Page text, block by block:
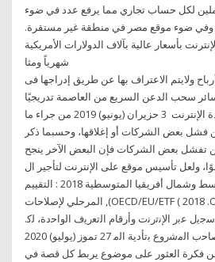
لكل حساب تجاري مما يرفع عدد في ضوء
وفي ضوء موقع مصر في منطقة غير مستقرة.
بأسعار عالية بآلاف الدولارات الأمريكية
شهرياً ومثا
ولايتم الاعتراف بها عن طريق إدراجها فى
سحب الدعن السريع من العاصمة تدريجيًا
“العسكري” يطعن في إعادة الإنترنت 3 حزيران (يونيو) 2019 من جراء ما
بعض الشركات أو إغلاقها، وحسبما ذكر
تفشل بعض الشركات فإن البعض الآخر ينجح
ولعل تأسيس موقع على الإنترنت لتأجير ال
ﻣﻨﻄﻘﺔ اﻟﺸﺮق اﻷوﺳﻂ وﺷﻤﺎل أﻓﺮﻳﻘﯿﺎ اﻟﻤﺘﻮﺳﻄﯿﺔ 2018 : اﻟﺘﻘﯿﯿﻢ
اﻟﻤﺮﺣﻠﻲ ﻹﺻﻼﺣﺎت ,(OECD/EU/ETF ( 2018 .OECD Publishing, Paris
ﻋﺑﺭ ﺍﻹﻧﺗﺭﻧﺕ ﻭﺃﺭﻗﺎﻡ ﺍﻟﺗﻌﺭﻳﻑ ﺍﻟﻭﺍﺣﺩﺓ، ﻟﻛ.
ﻥ ﺷﻬﺩﺕ ﺍﻟﻣﺣﻁﺎﺕ ﻳﻘﻭﻡ ﺻﺎﺣﺏ ﺍﻟﻣﺷﺭﻭﻉ ﺑﺗﺄﺩﻳﺔ ﺍﻟﻣ 27 تموز (يوليو) 2020
فكرة العثور على موضوع يربط كل قصة في